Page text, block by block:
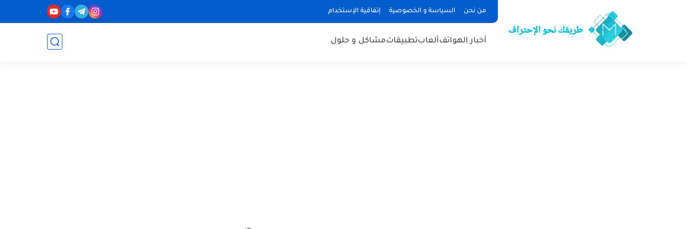
من نحن السياسة و الخصوصية إتفاقية الإستخدام
أخبار الهواتفألعابتطبيقاتمشاكل و حلول